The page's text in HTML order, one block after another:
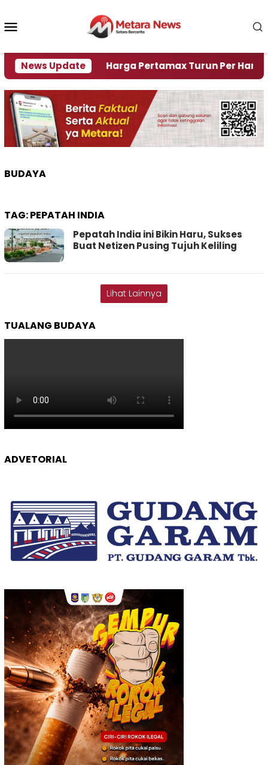
konten
News Update
Krisi Air Harga Pertamax Turun Per Hari Ini,
BUDAYA
TAG:PEPATAH INDIA
Pepatah India ini Bikin Haru, Sukses
Buat Netizen Pusing Tujuh Keliling
Lihat Lainnya
TUALANG BUDAYA
ADVETORIAL